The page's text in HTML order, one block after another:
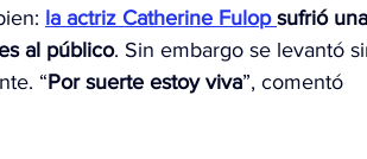
la actriz Catherine Fulop sufrió
al público. Sin embargo se levantó
“Por suerte estoy viva”, comentó